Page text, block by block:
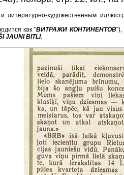
литературно-художественным
как "ВИТРАЖИ КОНТИНЕНТОВ"),
JAUNI BITLI.